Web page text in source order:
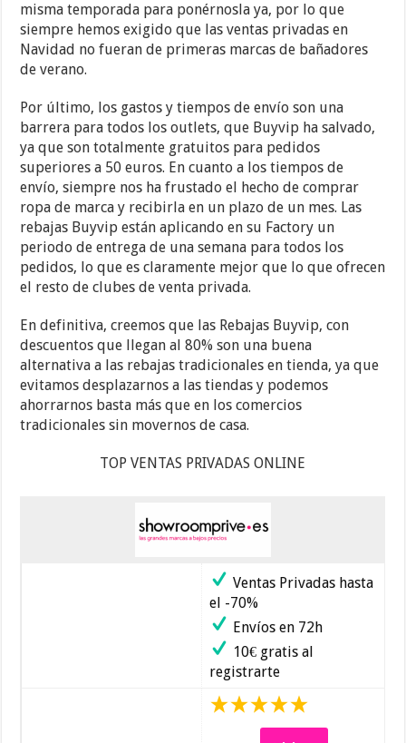
misma temporada para ponérnosla ya, por lo que
siempre hemos exigido que las ventas privadas en
Navidad no fueran de primeras marcas de bañadores
de verano.
Por último, los gastos y tiempos de envío son una
barrera para todos los outlets, que Buyvip ha salvado,
ya que son totalmente gratuitos para pedidos
superiores a 50 euros. En cuanto a los tiempos de
envío, siempre nos ha frustado el hecho de comprar
ropa de marca y recibirla en un plazo de un mes. Las
rebajas Buyvip están aplicando en su Factory un
periodo de entrega de una semana para todos los
pedidos, lo que es claramente mejor que lo que ofrecen
el resto de clubes de venta privada.
En definitiva, creemos que las Rebajas Buyvip, con
descuentos que llegan al 80% son una buena
alternativa a las rebajas tradicionales en tienda, ya que
evitamos desplazarnos a las tiendas y podemos
ahorrarnos basta más que en los comercios
tradicionales sin movernos de casa.
TOP VENTAS PRIVADAS ONLINE
Ventas Privadas hasta
el -70%
Envíos en 72h
10€ gratis al
registrarte